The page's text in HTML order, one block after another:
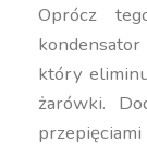
Oprócz
który
żarówki.